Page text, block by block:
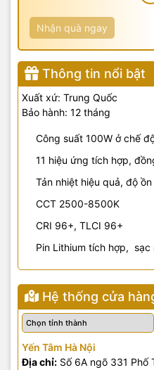
Nhận quà ngay
Thông tin nổi bật
Xuất xứ: Trung Quốc
Bảo hành: 12 tháng
Công suất 100W ở chế
11 hiệu ứng tích hợp,
Tản nhiệt hiệu quả, độ
CCT 2500-8500K
CRI 96+, TLCI 96+
Pin Lithium tích hợp, sạc
Hệ thống cửa
Yến Tâm Hà Nội
Địa chỉ: Số 6A ngõ 331 Phố